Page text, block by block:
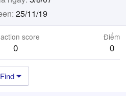
25/11/19
score
0
Điểm
0
Find